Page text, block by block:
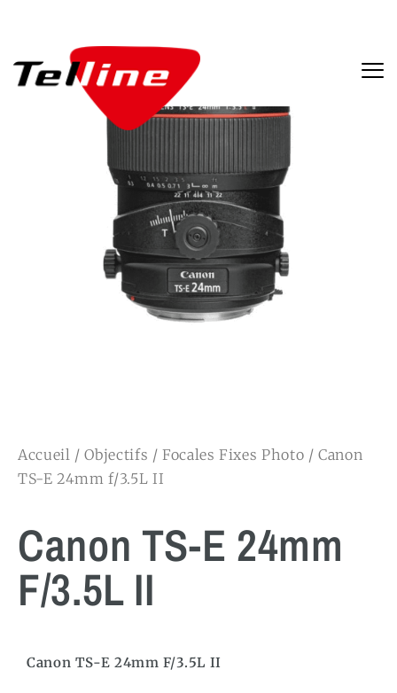
Accueil /Objectifs /Focales Fixes Photo / Canon
TS-E 24mm f/3.5L II
Canon TS-E 24mm
F/3.5L II
Canon TS-E 24mm F/3.5L II